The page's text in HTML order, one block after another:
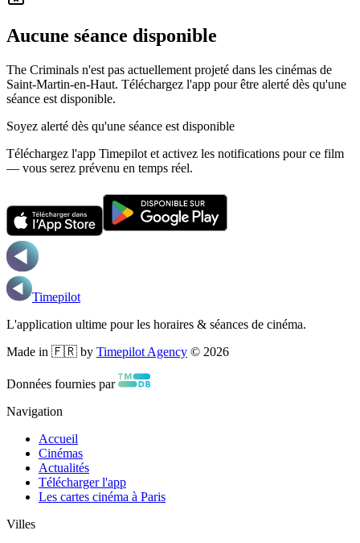
Aucune séance disponible
The Criminals n'est pas actuellement projeté dans les cinémas de
Saint-Martin-en-Haut. Téléchargez l'app pour être alerté dès qu'une
séance est disponible.
Soyez alerté dès qu'une séance est disponible
Téléchargez l'app Timepilot et activez les notifications pour ce film
— vous serez prévenu en temps réel.
Timepilot
L'application ultime pour les horaires & séances de cinéma.
Made in 🇫🇷 by Timepilot Agency © 2026
Données fournies par
Navigation
Accueil
Cinémas
Actualités
Télécharger l'app
Les cartes cinéma à Paris
Villes